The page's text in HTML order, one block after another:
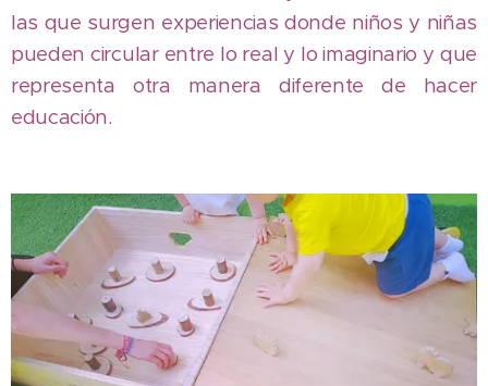
las que surgen experiencias donde niños y niñas
pueden circular entre lo real y lo imaginario y que
representa otra manera diferente de hacer
educación.